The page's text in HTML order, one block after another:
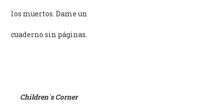
los muertos. Dame un
cuaderno sin páginas.
Children´s Corner